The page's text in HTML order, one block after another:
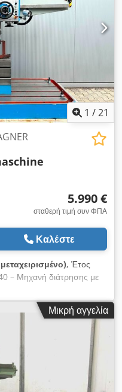
1 /21
5.990 €
σταθερή τιμή συν ΦΠΑ
Καλέστε
, Έτος
– Μηχανή διάτρησης με
-Έτος κατασκευής 2012
ΔΕΙΤΕ
-Κώνος Morse MK
λεπτό -Σύστημα ψύξης
-Τεκμηρίωση Dodpfx Aiozi
x 1,1 x 2,65 μέτρα /
διόρθωσης τυχόν
Μικρή αγγελία